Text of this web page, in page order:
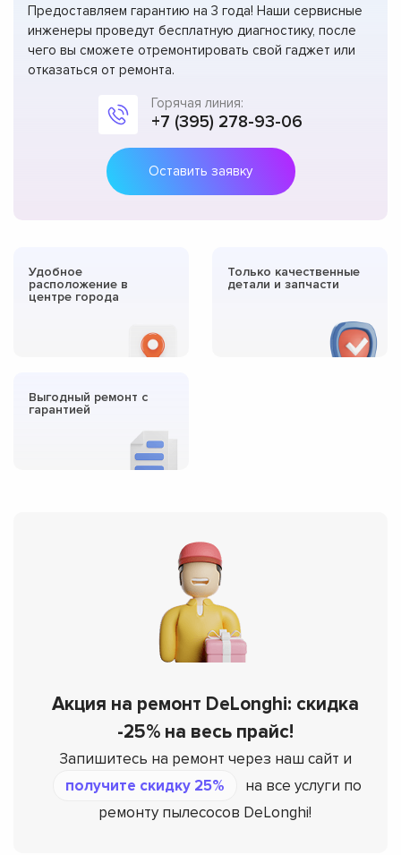
Предоставляем гарантию на 3 года! Наши сервисные
инженеры проведут бесплатную диагностику, после
чего вы сможете отремонтировать свой гаджет или
отказаться от ремонта.
Горячая линия:
+7 (395) 278-93-06
Оставить заявку
Удобное
расположение в
центре города
Только качественные
детали и запчасти
Выгодный ремонт с
гарантией
Акция на ремонт DeLonghi: скидка
-25% на весь прайс!
Запишитесь на ремонт через наш сайт и
получите скидку 25%
на все услуги по
ремонту пылесосов DeLonghi!